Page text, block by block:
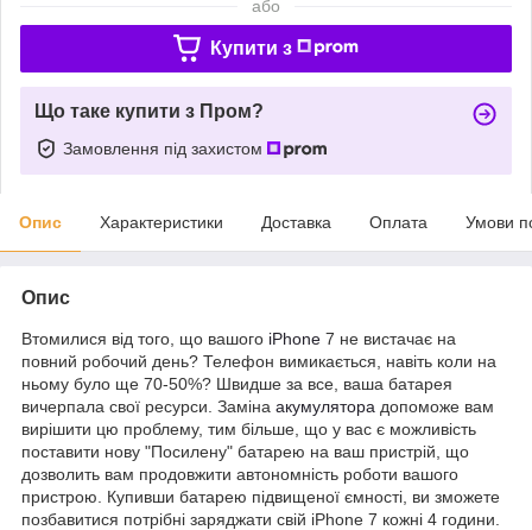
або
Купити з
Що таке купити з Пром?
Замовлення під захистом
Опис Характеристики Доставка Оплата Умови
Опис
Втомилися від того, що вашого iPhone 7 не вистачає на
повний робочий день? Телефон вимикається, навіть коли на
ньому було ще 70-50%? Швидше за все, ваша батарея
вичерпала свої ресурси. Заміна акумулятора допоможе вам
вирішити цю проблему, тим більше, що у вас є можливість
поставити нову "Посилену" батарею на ваш пристрій, що
дозволить вам продовжити автономність роботи вашого
пристрою. Купивши батарею підвищеної ємності, ви зможете
позбавитися потрібні заряджати свій iPhone 7 кожні 4 години.